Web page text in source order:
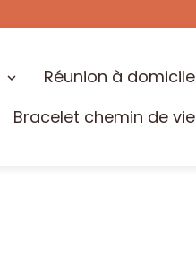
Réunion à domicile
Bracelet chemin de vie